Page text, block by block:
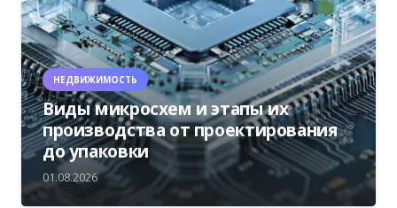
НЕДВИЖИМОСТЬ
Виды микросхем и этапы их
производства от проектирования
до упаковки
01.08.2026